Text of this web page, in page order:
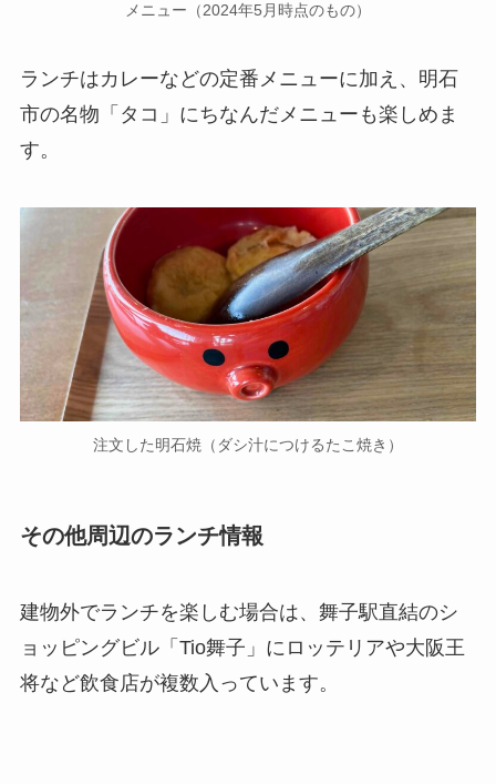
メニュー（2024年5月時点のもの）
ランチはカレーなどの定番メニューに加え、明石
市の名物「タコ」にちなんだメニューも楽しめま
す。
注文した明石焼（ダシ汁につけるたこ焼き）
その他周辺のランチ情報
建物外でランチを楽しむ場合は、舞子駅直結のシ
ョッピングビル「Tio舞子」にロッテリアや大阪王
将など飲食店が複数入っています。